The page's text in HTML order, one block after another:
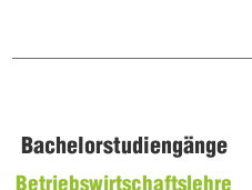
Bachelorstudiengänge
Betriebswirtschaftslehre